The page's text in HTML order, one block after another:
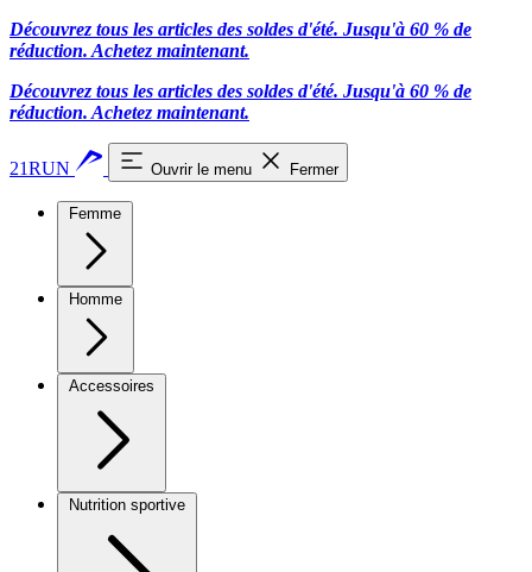
Découvrez tous les articles des soldes d'été. Jusqu'à 60 % de
réduction. Achetez maintenant.
Découvrez tous les articles des soldes d'été. Jusqu'à 60 % de
réduction. Achetez maintenant.
21RUN Ouvrir le menu Fermer
Femme
Homme
Accessoires
Nutrition sportive